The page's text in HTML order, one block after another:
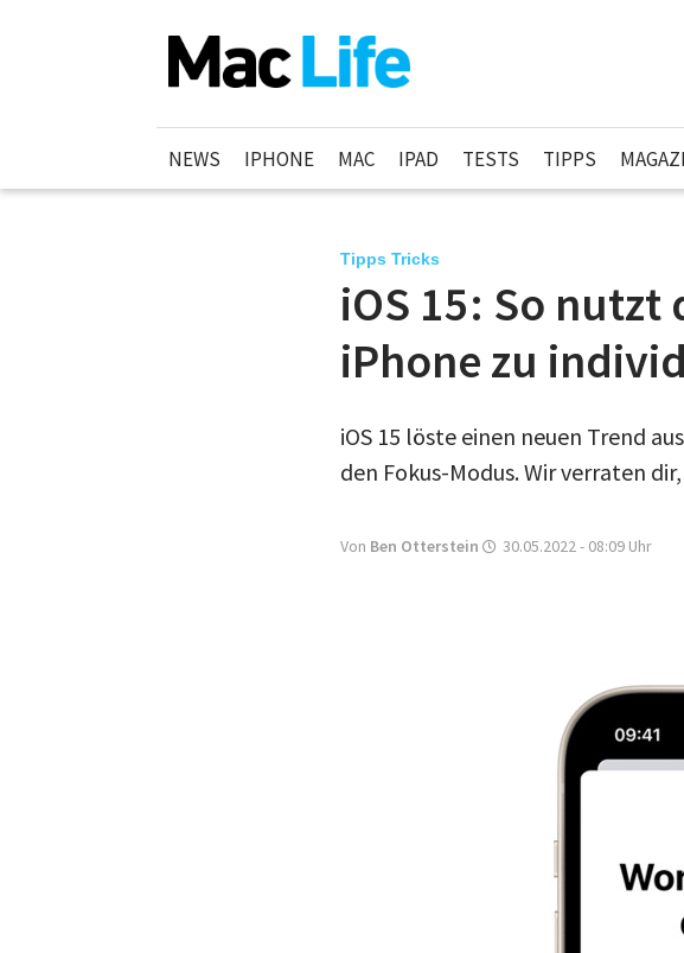
NEWS IPHONE MAC IPAD TESTS TIPPS
Tipps Tricks
iOS 15: So
iPhone zu
iOS 15 löste einen neuen Trend
den Fokus-Modus. Wir verraten
Von Ben Otterstein 30.05.2022 - 08:09 Uhr